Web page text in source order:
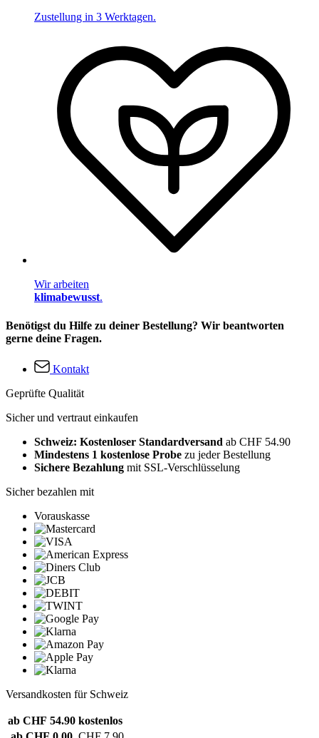
Zustellung in 3 Werktagen.
Wir arbeiten
klimabewusst.
Benötigst du Hilfe zu deiner Bestellung? Wir beantworten
gerne deine Fragen.
Kontakt
Geprüfte Qualität
Sicher und vertraut einkaufen
Schweiz: Kostenloser Standardversand ab CHF 54.90
Mindestens 1 kostenlose Probe zu jeder Bestellung
Sichere Bezahlung mit SSL-Verschlüsselung
Sicher bezahlen mit
Vorauskasse
Versandkosten für Schweiz
ab CHF 54.90 kostenlos